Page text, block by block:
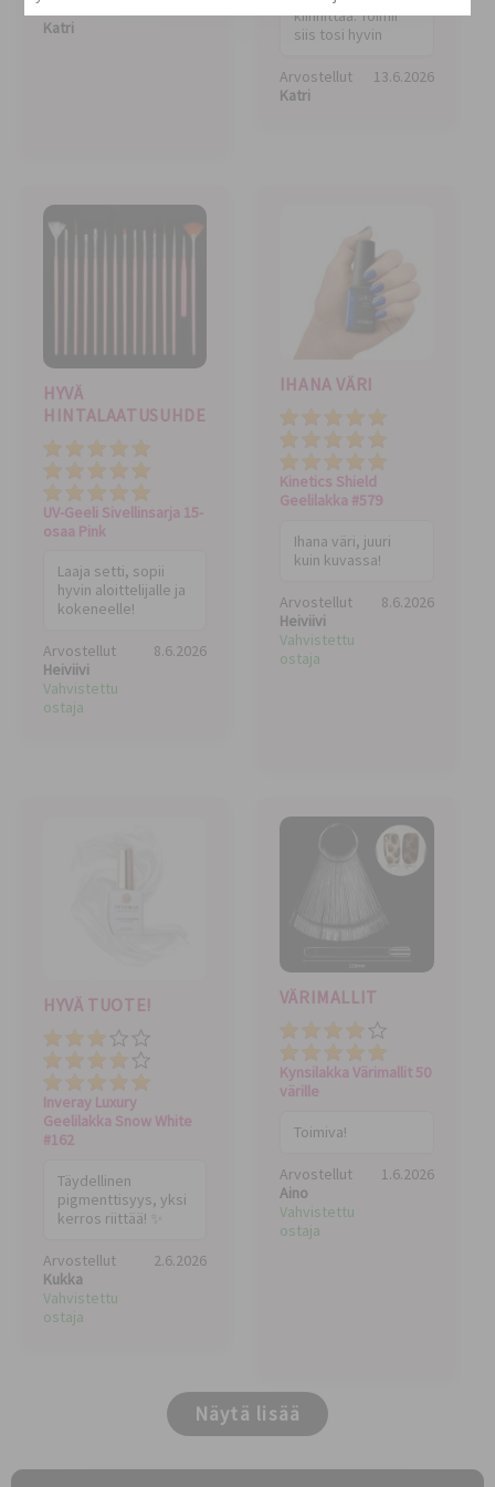
Katri
kiinnittää. Toimii
siis tosi hyvin
Arvostellut
Katri
13.6.2026
HYVÄ
HINTALAATUSUHDE
Hinta
Kokonaisarvio
Laatu
UV-Geeli Sivellinsarja 15-
osaa Pink
Laaja setti, sopii
hyvin aloittelijalle ja
kokeneelle!
Arvostellut
Heiviivi
Vahvistettu
ostaja
8.6.2026
IHANA VÄRI
Hinta
Kokonaisarvio
Laatu
Kinetics Shield
Geelilakka #579
Ihana väri, juuri
kuin kuvassa!
Arvostellut
Heiviivi
Vahvistettu
ostaja
8.6.2026
HYVÄ TUOTE!
Hinta
Kokonaisarvio
Laatu
Inveray Luxury
Geelilakka Snow White
#162
Täydellinen
pigmenttisyys, yksi
kerros riittää! ✨
Arvostellut
Kukka
Vahvistettu
ostaja
2.6.2026
VÄRIMALLIT
Hinta
Kokonaisarvio
Kynsilakka Värimallit 50
värille
Toimiva!
Arvostellut
Aino
Vahvistettu
ostaja
1.6.2026
Näytä lisää